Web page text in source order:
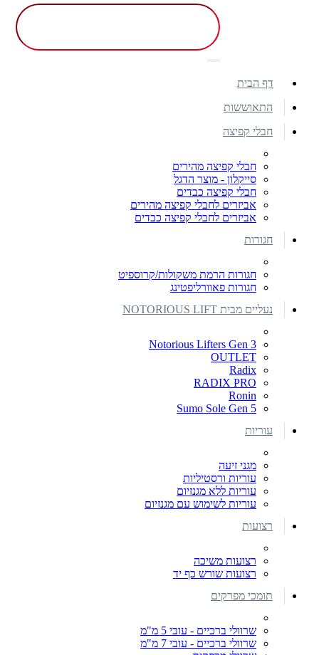
דף הבית
התאוששות
חבלי קפיצה
חבלי קפיצה מהירים
סייקלון - מוצר הדגל
חבלי קפיצה כבדים
אביזרים לחבלי קפיצה מהירים
אביזרים לחבלי קפיצה כבדים
חגורות
חגורות הרמת משקולות/קרוספיט
חגורות פאוורליפטינג
נעליים מבית NOTORIOUS LIFT
Notorious Lifters Gen 3
OUTLET
Radix
RADIX PRO
Ronin
Sumo Sole Gen 5
עוריות
מגני זיעה
עוריות ורסטיליות
עוריות ללא מגנזיום
עוריות לשימוש עם מגנזיום
רצועות
רצועות משיכה
רצועות שורש כף יד
תומכי מפרקים
שרוולי ברכיים - עובי 5 מ"מ
שרוולי ברכיים - עובי 7 מ"מ